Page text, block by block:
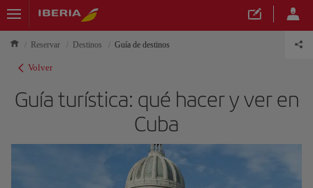
Reservar Destinos Guía de destinos
Volver
Guía turística: qué hacer y ver en
Cuba